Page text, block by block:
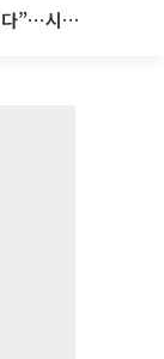
AT마드리드 ‘7번’ 이강인 “120% 쏟겠다”⋯시메오네 감독 “필요한 선수”